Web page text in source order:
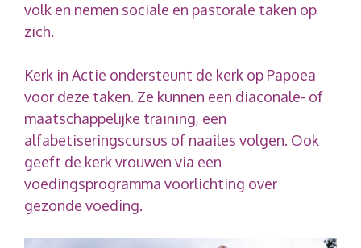
volk en nemen sociale en pastorale taken op
zich.
Kerk in Actie ondersteunt de kerk op Papoea
voor deze taken. Ze kunnen een diaconale- of
maatschappelijke training, een
alfabetiseringscursus of naailes volgen. Ook
geeft de kerk vrouwen via een
voedingsprogramma voorlichting over
gezonde voeding.